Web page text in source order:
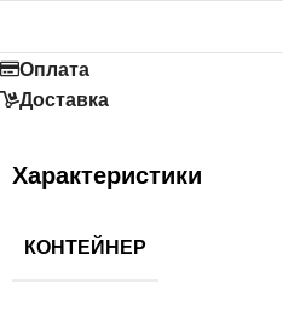
Оплата
Доставка
Характеристики
КОНТЕЙНЕР